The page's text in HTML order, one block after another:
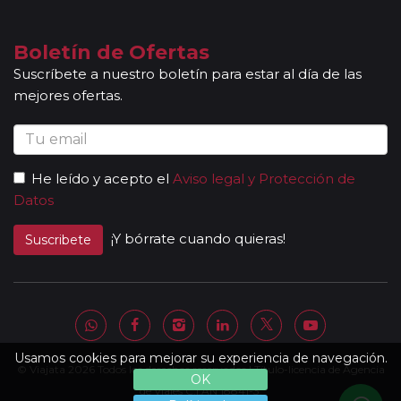
Usamos cookies para mejorar su experiencia de navegación.
OK
viaje, se aceptan reservas a compartir solamente si la
duración del sector es de al menos 7 noches de hotel.
Mayores de 65 años:las personas mayores de 65 años se
beneficiarán de un descuento del 5% en todos los viajes
programados en temporada baja y durante todo el año en
los circuitos marcados con el símbolo "pasajero club".
importe alguno sin tener derecho a servicio alguno
(atención, el seguro tampoco está incluido). Los padres
abonarán directamente los servicios que pudieran precisar y
requieran (cuna, etc.). * De 3 a 8 años: Se les ofrece un
ofrece un descuento del 10 % en el valor del viaje (no valido
para grupos).
Otras notas a tener en cuenta:
Todas nuestras rutas, independientemente del
número de pasajeros, incluyen la presencia de guías
Boletín de Ofertas
Suscríbete a nuestro boletín para estar al día de las
mejores ofertas.
He leído y acepto el Aviso legal y Protección de
Datos
Suscribete ¡Y bórrate cuando quieras!
© Viajata 2026 Todos los derechos reservados | Título-licencia de Agencia
de Viajes C.I.AN 18841-3.